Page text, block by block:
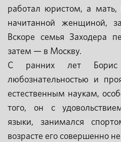
работал юристом, а мать,
начитанной женщиной,
Вскоре семья Заходера
затем — в Москву.
С ранних лет Борис
любознательностью и
естественным наукам,
того, он с
языки, занимался
возрасте его совершенно